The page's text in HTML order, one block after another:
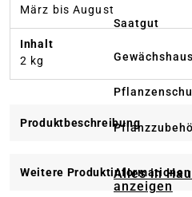
Saatgut
Gewächshaus
Alles in
anzeigen
März bis August
Inhalt
2 kg
Produktbeschreibung
Weitere Produktinformationen